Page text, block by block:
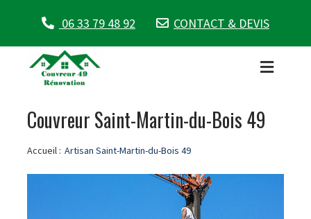
06 33 79 48 92 CONTACT & DEVIS
Couvreur Saint-Martin-du-Bois 49
Accueil : Artisan Saint-Martin-du-Bois 49